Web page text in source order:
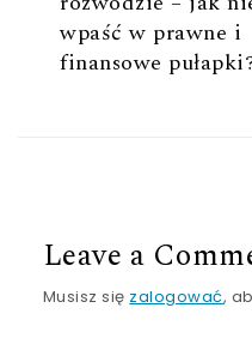
wpaść w prawne i
finansowe
Leave a
Musisz się zalogować,